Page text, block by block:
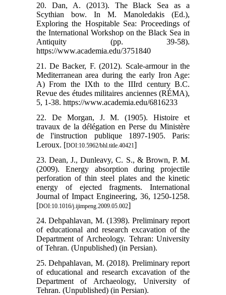
20. Dan, A. (2013). The Black Sea as a
Scythian bow. In M. Manoledakis (Ed.),
Exploring the Hospitable Sea: Proceedings of
the International Workshop on the Black Sea in
Antiquity (pp. 39-58).
https://www.academia.edu/3751840
21. De Backer, F. (2012). Scale-armour in the
Mediterranean area during the early Iron Age:
A) From the IXth to the IIIrd century B.C.
Revue des études militaires anciennes (RÉMA),
5, 1-38. https://www.academia.edu/6816233
22. De Morgan, J. M. (1905). Histoire et
travaux de la délégation en Perse du Ministère
de l'instruction publique 1897-1905. Paris:
Leroux. [DOI:10.5962/bhl.title.40421]
23. Dean, J., Dunleavy, C. S., & Brown, P. M.
(2009). Energy absorption during projectile
perforation of thin steel plates and the kinetic
energy of ejected fragments. International
Journal of Impact Engineering, 36, 1250-1258.
[DOI:10.1016/j.ijimpeng.2009.05.002]
24. Dehpahlavan, M. (1398). Preliminary report
of educational and research excavation of the
Department of Archeology. Tehran: University
of Tehran. (Unpublished) (in Persian).
25. Dehpahlavan, M. (2018). Preliminary report
of educational and research excavation of the
Department of Archaeology, University of
Tehran. (Unpublished) (in Persian).